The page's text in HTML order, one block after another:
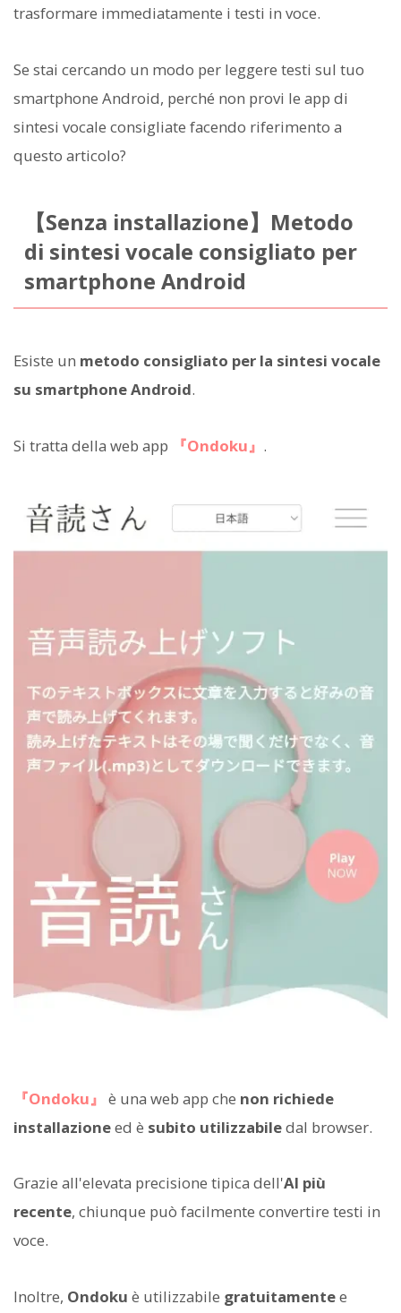
trasformare immediatamente i testi in voce.
Se stai cercando un modo per leggere testi sul tuo
smartphone Android, perché non provi le app di
sintesi vocale consigliate facendo riferimento a
questo articolo?
【Senza installazione】Metodo
di sintesi vocale consigliato per
smartphone Android
Esiste un metodo consigliato per la sintesi vocale
su smartphone Android.
Si tratta della web app 『Ondoku』 .
『Ondoku』 è una web app che non richiede
installazioneed è subito utilizzabiledal browser.
Grazie all'elevata precisione tipica dell'AI più
recente, chiunque può facilmente convertire testi in
voce.
Inoltre, Ondoku è utilizzabile gratuitamentee